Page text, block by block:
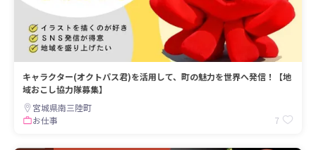
キャラクター(オクトパス君)を活用して、町の魅力を世界へ発信！【地
域おこし協力隊募集】
宮城県南三陸町
お仕事
7